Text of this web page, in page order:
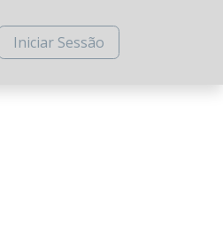
Iniciar Sessão